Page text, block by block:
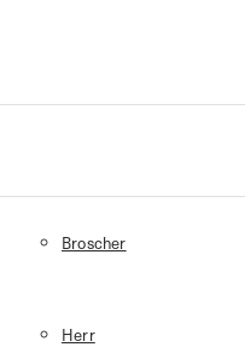
Broscher
Herr